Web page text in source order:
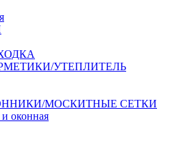
УТЕПЛИТЕЛЬ
МОСКИТНЫЕ СЕТКИ
оконная